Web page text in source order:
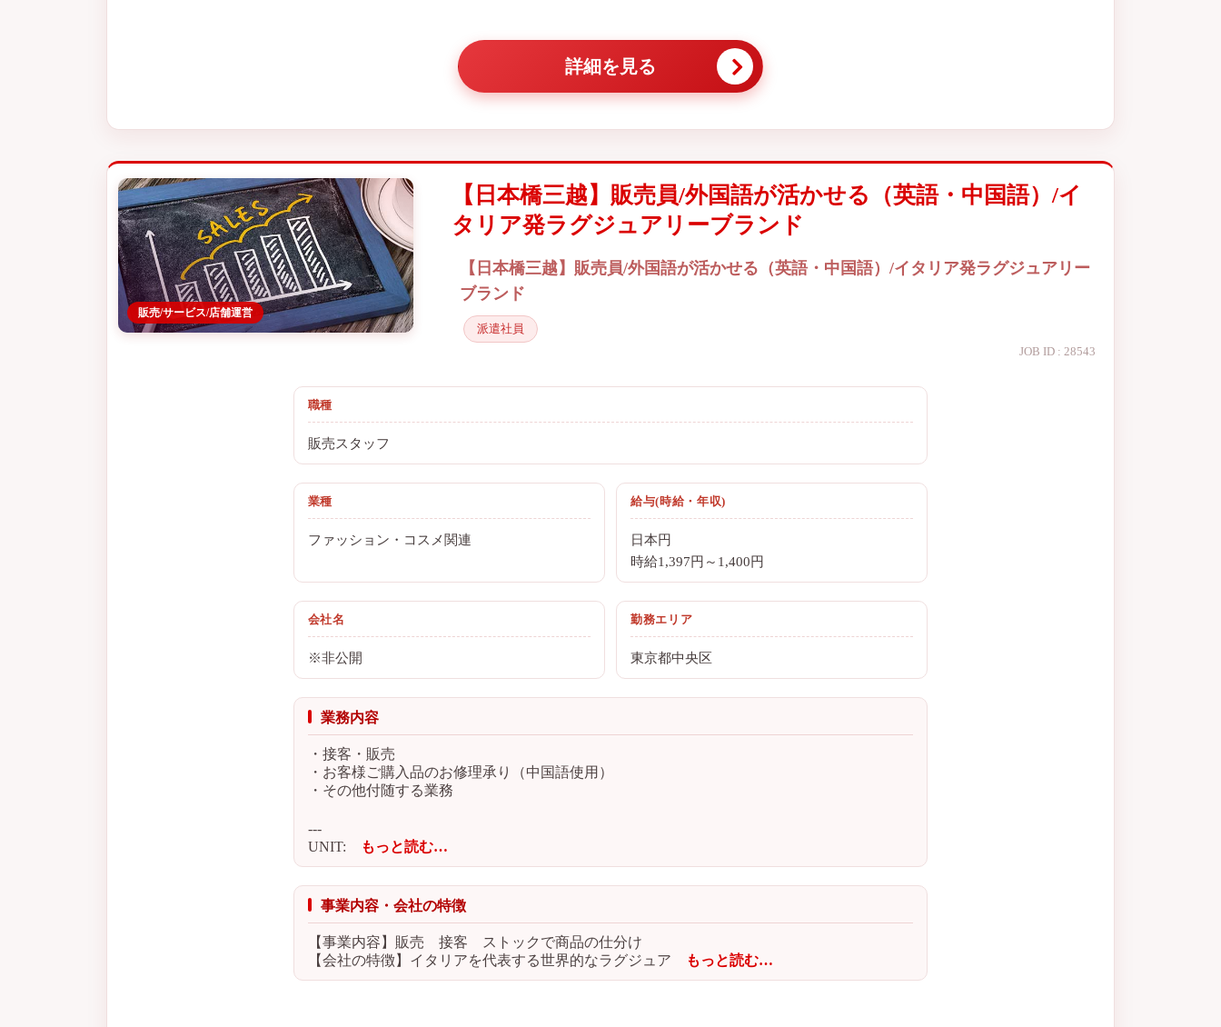
詳細を見る
販売/サービス/店舗運営
【日本橋三越】販売員/外国語が活かせる（英語・中国語）/イ
タリア発ラグジュアリーブランド
【日本橋三越】販売員/外国語が活かせる（英語・中国語）/イタリア発ラグジュアリー
ブランド
派遣社員
JOB ID : 28543
職種
販売スタッフ
業種
ファッション・コスメ関連
給与(時給・年収)
日本円
時給1,397円～1,400円
会社名
※非公開
勤務エリア
東京都中央区
業務内容
・接客・販売
・お客様ご購入品のお修理承り（中国語使用）
・その他付随する業務
---
UNIT: もっと読む…
事業内容・会社の特徴
【事業内容】販売 接客 ストックで商品の仕分け
【会社の特徴】イタリアを代表する世界的なラグジュア もっと読む…